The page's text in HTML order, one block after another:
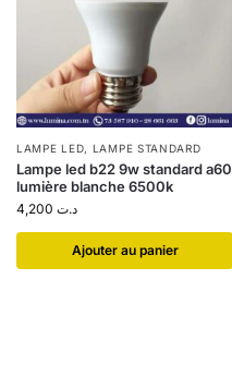
LAMPE LED, LAMPE STANDARD
Lampe led b22 9w standard a60
lumière blanche 6500k
د.ت
Ajouter au panier